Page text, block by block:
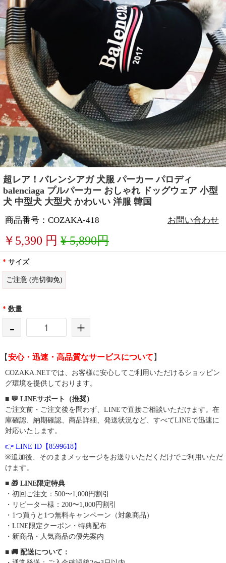
超レア！バレンシアガ 犬服 パーカー パロディ
balenciaga プルパーカー おしゃれ ドッグウェア 小型
犬 中型犬 大型犬 かわいい 洋服 韓国
商品番号：COZAKA-418 お問い合わせ
￥ 5,390 円 ¥ 5,890円
* サイズ
ご注意 (売切御免)
* 数量
- +
【安心・迅速・高品質なサービスについて 】
COZAKA.NETでは、お客様に安心してご利用いただけるショッピン
グ環境を提供しております。
■ 💬 LINEサポート（推奨）
ご注文前・ご注文後を問わず、LINEで直接ご相談いただけます。在
庫確認、納期確認、商品詳細、発送状況など、すべてLINEで迅速に
対応いたします。
👉 LINE ID【8599618】
※追加後、そのままメッセージをお送りいただくだけでご利用いただ
けます。
■ 🎁 LINE限定特典
・初回ご注文：500〜1,000円割引
・リピーター様：200〜1,000円割引
・1つ買うと1つ無料キャンペーン（対象商品）
・LINE限定クーポン・特典配布
・新商品・人気商品の優先案内
■ 🚚 配送について：